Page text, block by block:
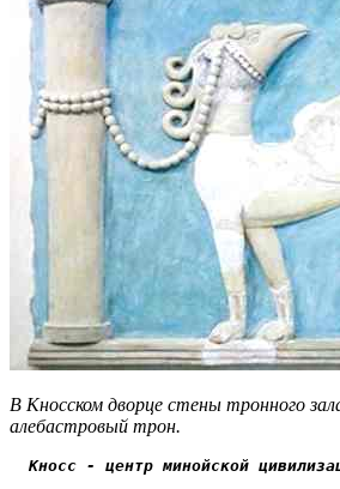
В Кносском дворце стены тронного
алебастровый трон.
Кносс - центр минойской